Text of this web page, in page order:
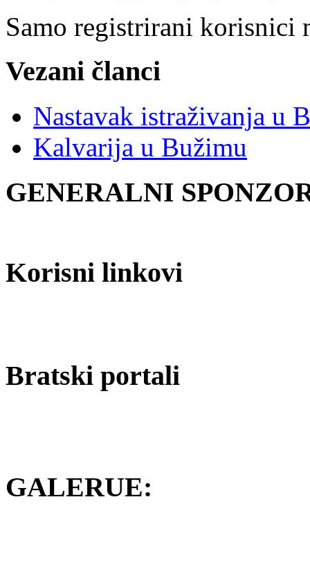
Samo registrirani
Vezani članci
Nastavak istraživanja u
Kalvarija u Bužimu
GENERALNI
Korisni linkovi
Bratski portali
GALERUE: